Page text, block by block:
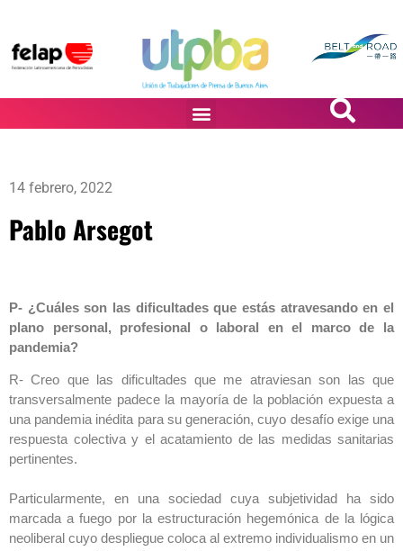
14 febrero, 2022
Pablo Arsegot
P- ¿Cuáles son las dificultades que estás atravesando en el
plano personal, profesional o laboral en el marco de la
pandemia?
R- Creo que las dificultades que me atraviesan son las que
transversalmente padece la mayoría de la población expuesta a
una pandemia inédita para su generación, cuyo desafío exige una
respuesta colectiva y el acatamiento de las medidas sanitarias
pertinentes.
Particularmente, en una sociedad cuya subjetividad ha sido
marcada a fuego por la estructuración hegemónica de la lógica
neoliberal cuyo despliegue coloca al extremo individualismo en un